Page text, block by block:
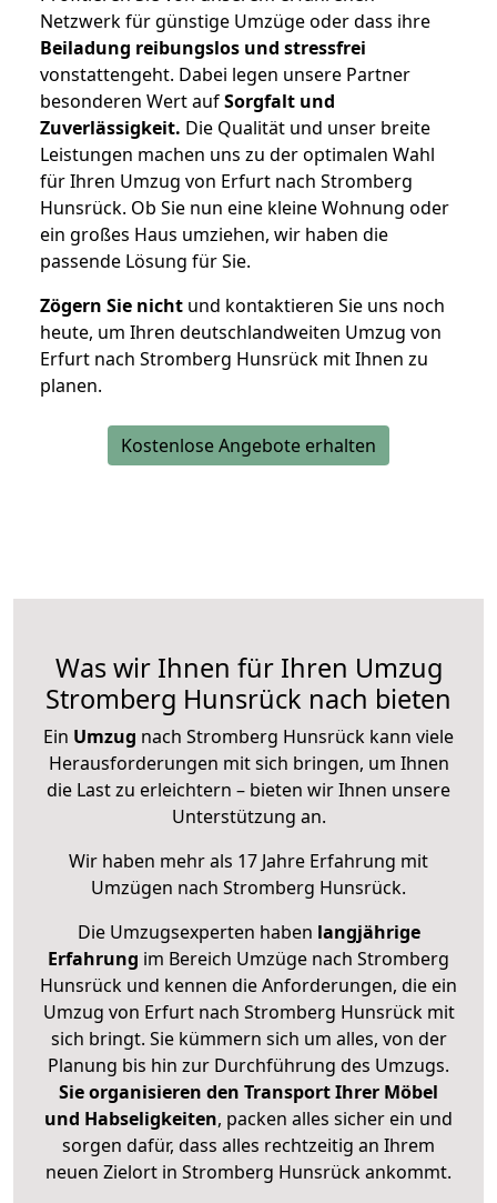
Netzwerk für günstige Umzüge oder dass ihre
Beiladung reibungslos und stressfrei
vonstattengeht. Dabei legen unsere Partner
besonderen Wert aufSorgfalt und
Zuverlässigkeit. Die Qualität und unser breite
Leistungen machen uns zu der optimalen Wahl
für Ihren Umzug von Erfurt nach Stromberg
Hunsrück. Ob Sie nun eine kleine Wohnung oder
ein großes Haus umziehen, wir haben die
passende Lösung für Sie.
Zögern Sie nicht und kontaktieren Sie uns noch
heute, um Ihren deutschlandweiten Umzug von
Erfurt nach Stromberg Hunsrück mit Ihnen zu
planen.
Kostenlose Angebote erhalten
Was wir Ihnen für Ihren Umzug
Stromberg Hunsrück nach bieten
Ein Umzug nach Stromberg Hunsrück kann viele
Herausforderungen mit sich bringen, um Ihnen
die Last zu erleichtern – bieten wir Ihnen unsere
Unterstützung an.
Wir haben mehr als 17 Jahre Erfahrung mit
Umzügen nach Stromberg Hunsrück.
Die Umzugsexperten haben langjährige
Erfahrung im Bereich Umzüge nach Stromberg
Hunsrück und kennen die Anforderungen, die ein
Umzug von Erfurt nach Stromberg Hunsrück mit
sich bringt. Sie kümmern sich um alles, von der
Planung bis hin zur Durchführung des Umzugs.
Sie organisieren den Transport Ihrer Möbel
und Habseligkeiten, packen alles sicher ein und
sorgen dafür, dass alles rechtzeitig an Ihrem
neuen Zielort in Stromberg Hunsrück ankommt.